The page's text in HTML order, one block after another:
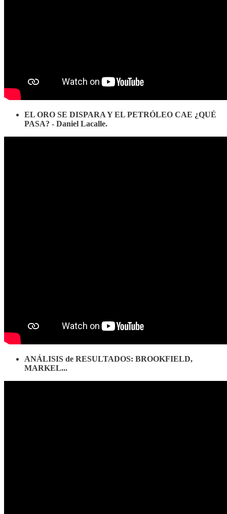
EL ORO SE DISPARA Y EL PETRÓLEO CAE ¿QUÉ
PASA? - Daniel Lacalle.
ANÁLISIS de RESULTADOS: BROOKFIELD,
MARKEL...